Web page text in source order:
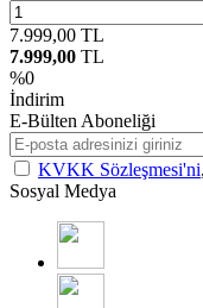
7.999,00 TL
7.999,00 TL
%0
İndirim
E-Bülten Aboneliği
KVKK Sözleşmesi'ni
Sosyal Medya